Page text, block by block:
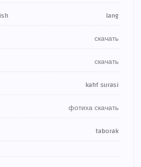
lang
скачать
скачать
kahf surasi
фотиха скачать
taborak